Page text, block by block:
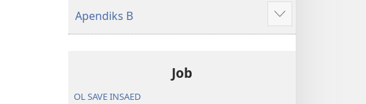
Apendiks B
Sam
moa
Job
OL SAVE INSAED